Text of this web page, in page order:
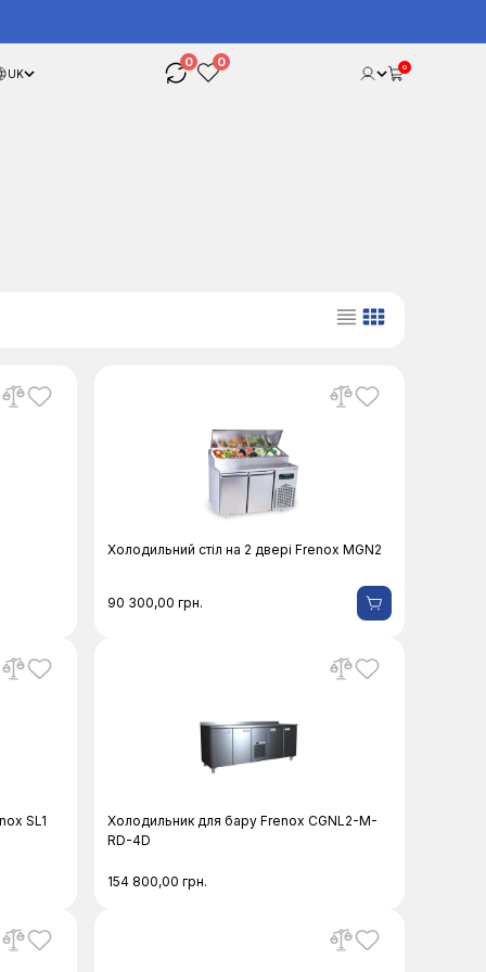
UK
0 0 0
Холодильний стіл на 2 двері Frenox MGN2
90 300,00 грн.
SL1
Холодильник для бару Frenox CGNL2-M-
RD-4D
154 800,00 грн.